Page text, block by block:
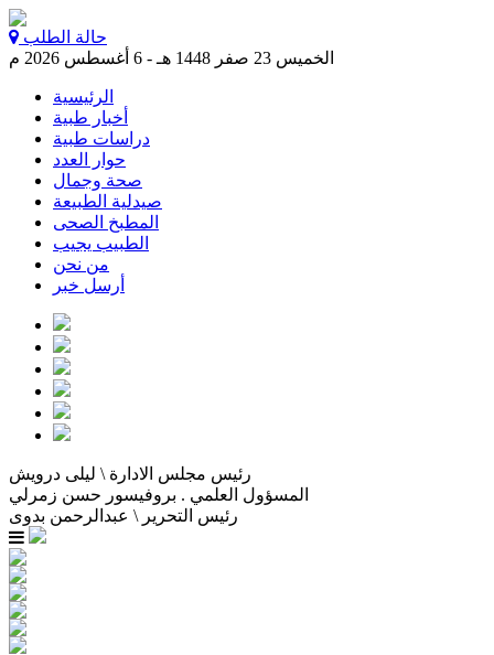
حالة الطلب
الخميس 23 صفر 1448 هـ - 6 أغسطس 2026 م
الرئيسية
أخبار طبية
دراسات طبية
حوار العدد
صحة وجمال
صيدلية الطبيعة
المطبخ الصحى
الطبيب يجيب
من نحن
أرسل خبر
رئيس مجلس الادارة \ ليلى درويش
المسؤول العلمي . بروفيسور حسن زمرلي
رئيس التحرير \ عبدالرحمن بدوى